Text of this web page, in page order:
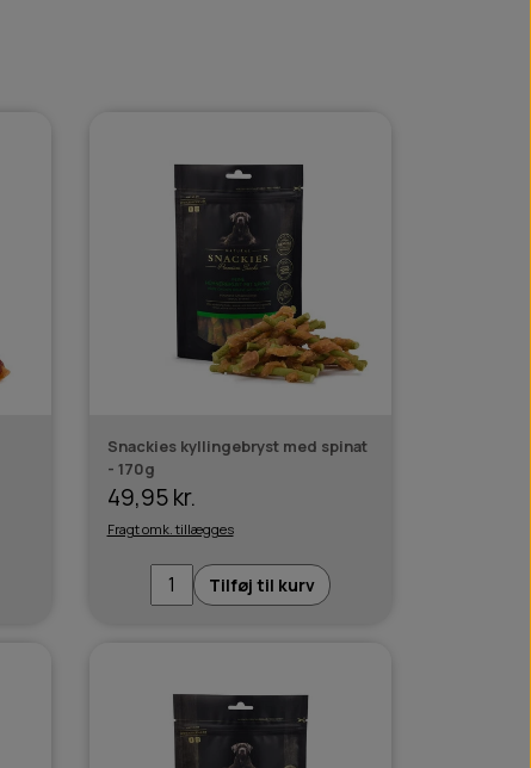
Snackies kyllingebryst med spinat
- 170g
49,95 kr.
Fragt omk. tillægges
Tilføj til kurv